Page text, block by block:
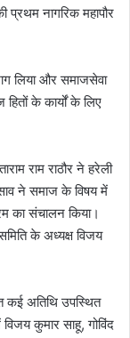
प्रथम नागरिक महापौर
लिया और समाजसेवा
के कार्यों के लिए
राम राठौर ने हरेली
साव ने समाज के विषय में
का संचालन किया।
के अध्यक्ष विजय
कई अतिथि उपस्थित
विजय कुमार साहू, गोविंद